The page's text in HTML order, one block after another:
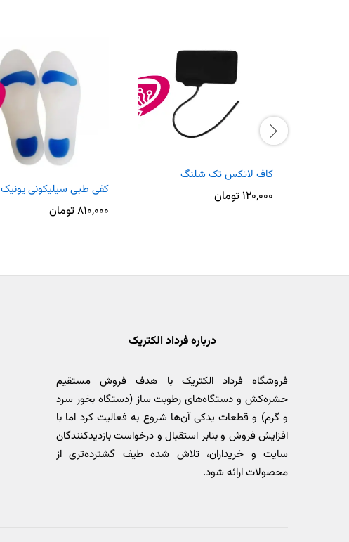
کاف لاتکس تک شلنگ
۱۲۰,۰۰۰ تومان کفی طبی سیلیکونی یونیک
۸۱۰,۰۰۰تومان
درباره فرداد الکتریک
فروشگاه فرداد الکتریک با هدف فروش مستقیم
حشره‌کش و دستگاه‌های رطوبت ساز (دستگاه بخور سرد
و گرم) و قطعات یدکی آن‌ها شروع به فعالیت کرد اما با
افزایش فروش و بنابر استقبال و درخواست بازدیدکنندگان
سایت و خریداران، تلاش شده طیف گشترده‌تری از
محصولات ارائه شود.